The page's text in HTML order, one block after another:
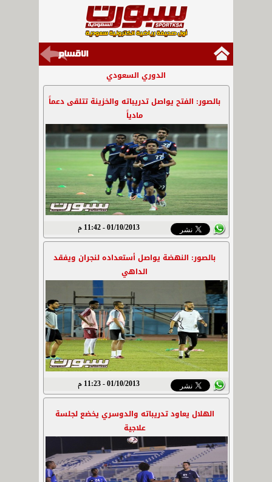
الدوري السعودي
بالصور: الفتح يواصل تدريباته والخزينة تتلقى دعماً
مادياً
01/10/2013 - 11:42 م
بالصور: النهضة يواصل أستعداده لنجران ويفقد
الداهي
01/10/2013 - 11:23 م
الهلال يعاود تدريباته والدوسري يخضع لجلسة
علاجية